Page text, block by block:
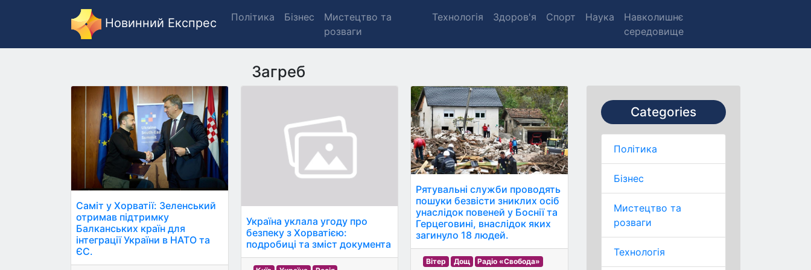
Новинний Експрес Політика Бізнес
Мистецтво та
розваги
Технологія Здоров'я Спорт Наука
Навколишнє
середовище
Загреб
Categories
Політика
Бізнес
Мистецтво та
розваги
Технологія
Саміт у Хорватії: Зеленський
отримав підтримку
Балканських країн для
інтеграції України в НАТО та
ЄС.
Україна уклала угоду про
безпеку з Хорватією:
подробиці та зміст документа
Рятувальні служби проводять
пошуки безвісти зниклих осіб
унаслідок повеней у Боснії та
Герцеговині, внаслідок яких
загинуло 18 людей.
Вітер Дощ Радіо «Свобода»